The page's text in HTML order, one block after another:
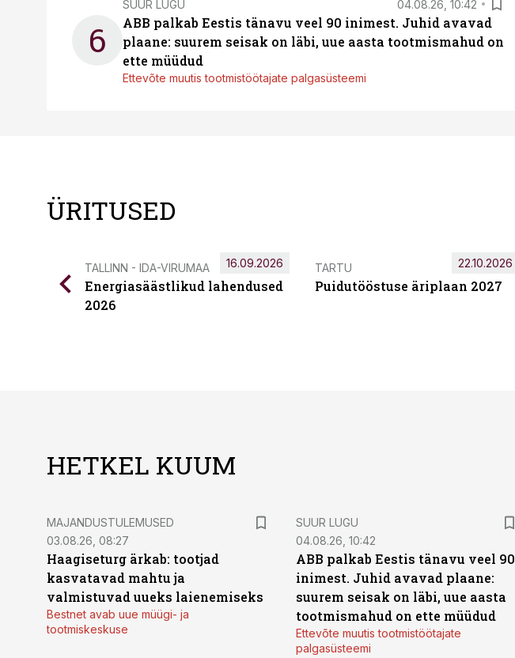
6
SUUR LUGU 04.08.26, 10:42
ABB palkab Eestis tänavu veel 90 inimest. Juhid avavad
plaane: suurem seisak on läbi, uue aasta tootmismahud on
ette müüdud
Ettevõte muutis tootmistöötajate palgasüsteemi
ÜRITUSED
TALLINN - IDA-VIRUMAA
Energiasäästlikud lahendused
2026
16.09.2026 TARTU
Puidutööstuse äriplaan 2027
22.10.2026
HETKEL KUUM
MAJANDUSTULEMUSED
03.08.26, 08:27
Haagiseturg ärkab: tootjad
kasvatavad mahtu ja
valmistuvad uueks laienemiseks
Bestnet avab uue müügi- ja
tootmiskeskuse
SUUR LUGU
04.08.26, 10:42
ABB palkab Eestis tänavu veel 90
inimest. Juhid avavad plaane:
suurem seisak on läbi, uue aasta
tootmismahud on ette müüdud
Ettevõte muutis tootmistöötajate
palgasüsteemi